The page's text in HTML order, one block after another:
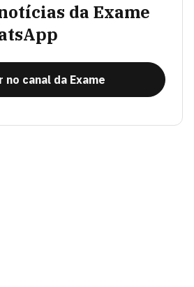
da Exame
no canal da Exame